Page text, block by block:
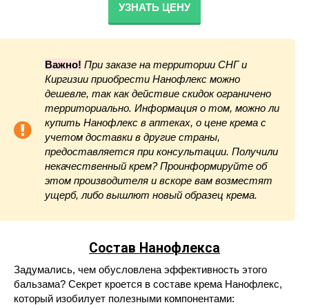
УЗНАТЬ ЦЕНУ
Важно! При заказе на территории СНГ и
Киргизии приобрести Нанофлекс можно
дешевле, так как действие скидок ограничено
территориально. Информация о том, можно ли
купить Нанофлекс в аптеках, о цене крема с
учетом доставки в другие страны,
предоставляется при консультации. Получили
некачественный крем? Проинформируйте об
этом производителя и вскоре вам возместят
ущерб, либо вышлют новый образец крема.
Состав Нанофлекса
Задумались, чем обусловлена эффективность этого
бальзама? Секрет кроется в составе крема Нанофлекс,
который изобилует полезными компонентами: